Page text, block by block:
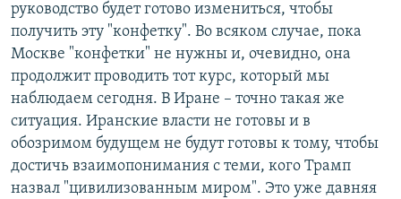
руководство будет готово измениться, чтобы
получить эту "конфетку". Во всяком случае, пока
Москве "конфетки" не нужны и, очевидно, она
продолжит проводить тот курс, который мы
наблюдаем сегодня. В Иране – точно такая же
ситуация. Иранские власти не готовы и в
обозримом будущем не будут готовы к тому, чтобы
достичь взаимопонимания с теми, кого Трамп
назвал "цивилизованным миром". Это уже давняя